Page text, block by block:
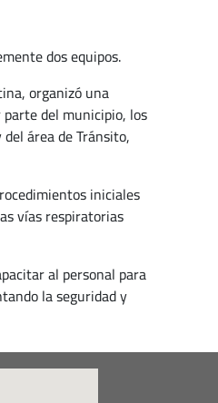
dos equipos.
organizó una
del municipio, los
área de Tránsito,
iniciales
vías respiratorias
al personal para
la seguridad y